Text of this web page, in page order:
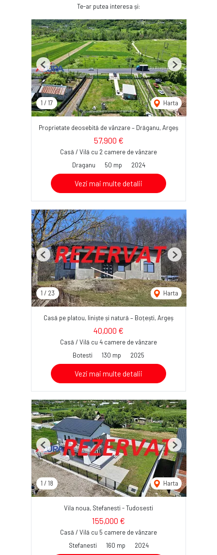
Te-ar putea interesa și:
1 / 17 Harta
Previous Next
Proprietate deosebită de vânzare – Drăganu, Argeș
57,900 €
Casă / Vilă cu 2 camere de vânzare
Draganu
50 mp 2024
Vezi mai multe detalii
1 / 23 Harta
Previous Next
Casă pe platou, liniște și natură – Boțești, Argeș
40,000 €
Casă / Vilă cu 4 camere de vânzare
Botesti
130 mp 2025
Vezi mai multe detalii
1 / 18 Harta
Previous Next
Vila noua, Stefanesti - Tudosesti
155,000 €
Casă / Vilă cu 5 camere de vânzare
Stefanesti
160 mp 2024